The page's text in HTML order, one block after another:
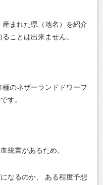
産まれた県（地名）を紹介
ことは出来ません。
種のネザーランドドワーフ
す。
統書があるため、
なるのか、
ある程度予想